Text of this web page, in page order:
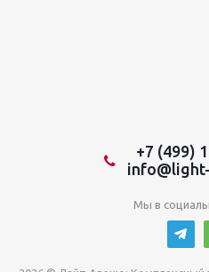
+7 (499)
Мы в